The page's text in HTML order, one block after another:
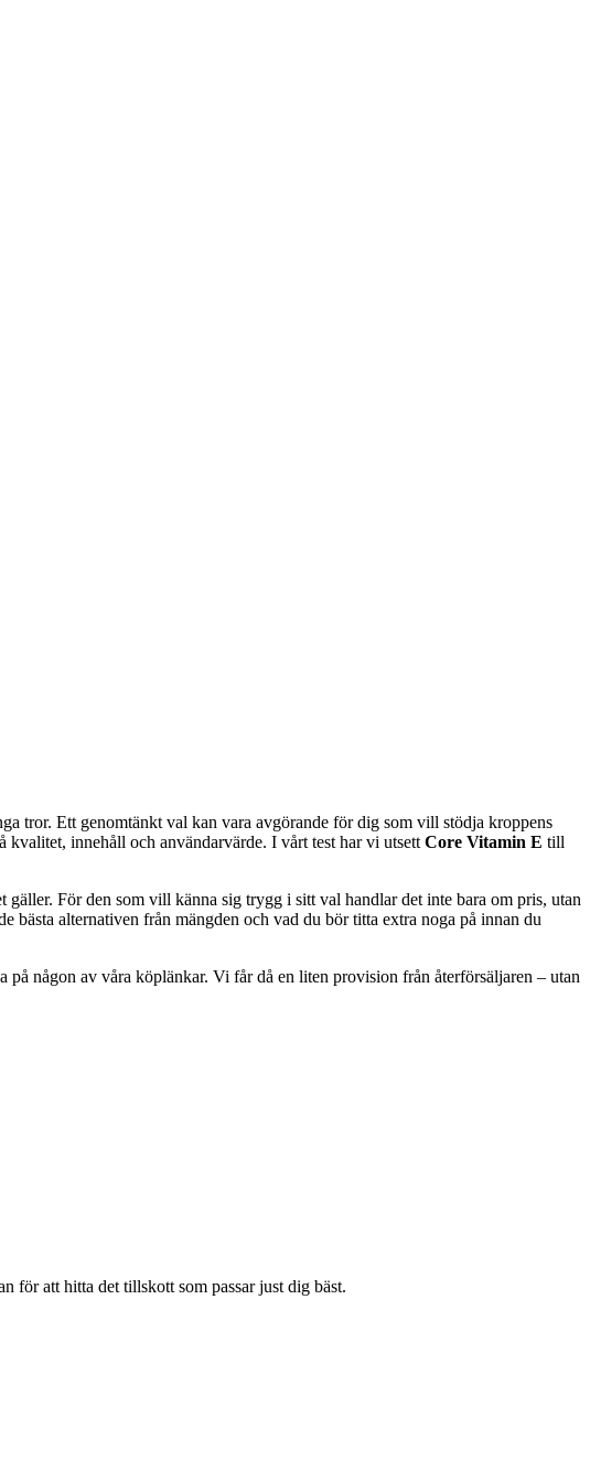
tror. Ett genomtänkt val kan vara avgörande för dig som vill stödja kroppens
innehåll och användarvärde. I vårt test har vi utsett Core Vitamin E till
För den som vill känna sig trygg i sitt val handlar det inte bara om pris, utan
bästa alternativen från mängden och vad du bör titta extra noga på innan du
någon av våra köplänkar. Vi får då en liten provision från återförsäljaren – utan
för att hitta det tillskott som passar just dig bäst.